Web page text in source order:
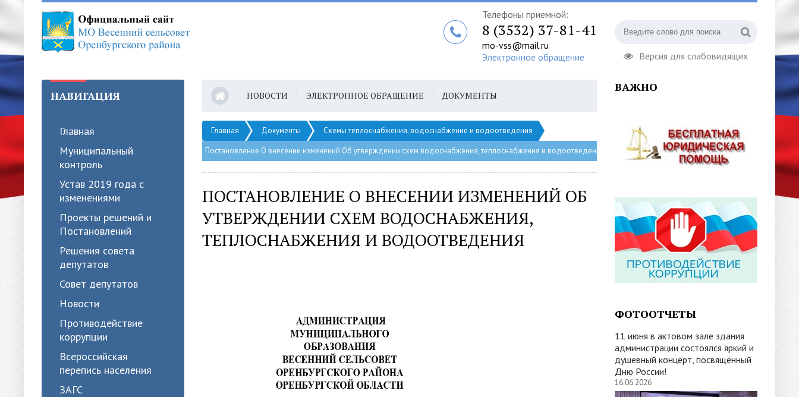
Версия для слабовидящих
Телефоны приемной:
8 (3532) 37-81-41
mo-vss@mail.ru
Электронное обращение
НАВИГАЦИЯ
Главная
Муниципальный
контроль
Устав 2019 года с
изменениями
Проекты решений и
Постановлений
Решения совета
депутатов
Совет депутатов
Новости
Противодействие
коррупции
Всероссийская
перепись населения
ЗАГС
НОВОСТИ ЭЛЕКТРОННОЕ ОБРАЩЕНИЕ ДОКУМЕНТЫ
Главная Документы
Схемы теплоснабжения, водоснабжение и водоотведения
Постановление О внесении изменений Об утверждении схем водоснабжения, теплоснабжения и водоотведения
ПОСТАНОВЛЕНИЕ О ВНЕСЕНИИ ИЗМЕНЕНИЙ ОБ
УТВЕРЖДЕНИИ СХЕМ ВОДОСНАБЖЕНИЯ,
ТЕПЛОСНАБЖЕНИЯ И ВОДООТВЕДЕНИЯ
ВАЖНО
ФОТООТЧЕТЫ
11 июня в актовом зале здания
администрации состоялся яркий и
душевный концерт, посвящённый
Дню России!
16.06.2026